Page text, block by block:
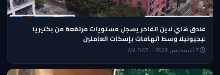
فندق هاي لاين الفاخر يسجل مستويات مرتفعة من بكتيريا
ليجيونيلا وسط اتهامات بإسكات العاملين